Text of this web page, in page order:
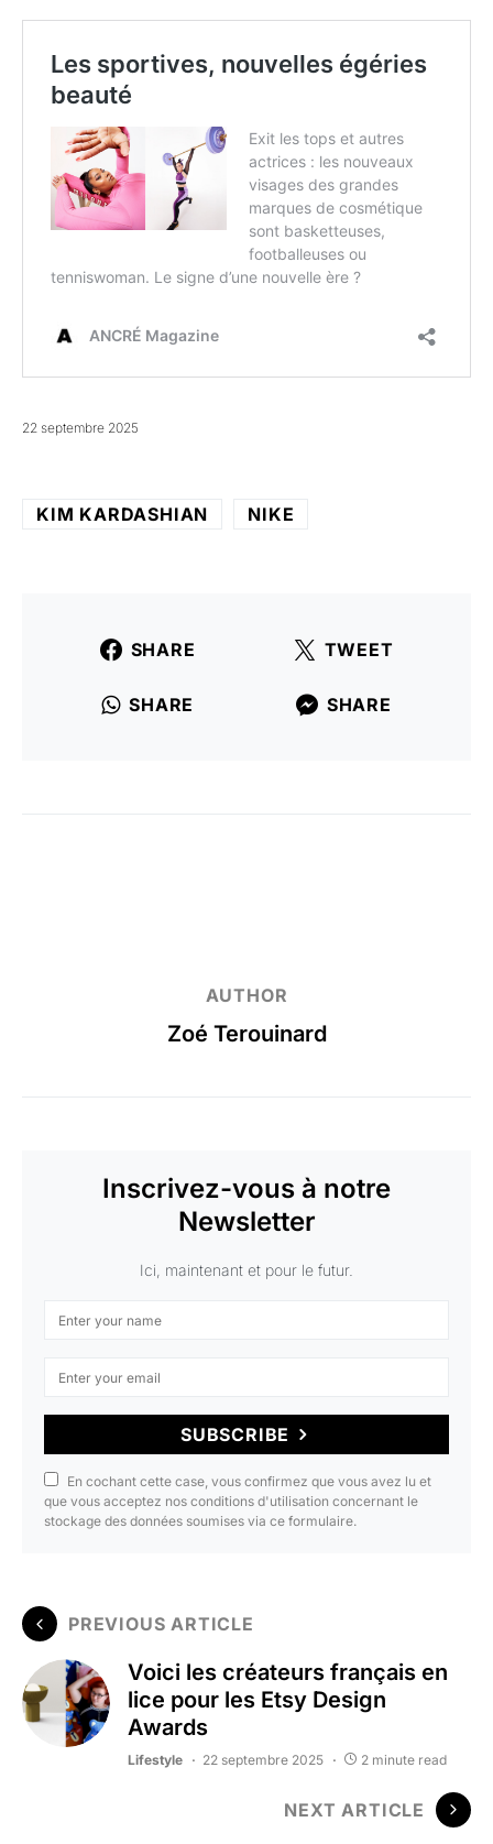
22 septembre 2025
KIM KARDASHIAN NIKE
SHARE TWEET
SHARE SHARE
AUTHOR
Zoé Terouinard
Inscrivez-vous à notre
Newsletter
Ici, maintenant et pour le futur.
SUBSCRIBE
En cochant cette case, vous confirmez que vous avez lu et
que vous acceptez nos conditions d'utilisation concernant le
stockage des données soumises via ce formulaire.
PREVIOUS ARTICLE
Voici les créateurs français en
lice pour les Etsy Design
Awards
Lifestyle 22 septembre 2025 2 minute read
NEXT ARTICLE